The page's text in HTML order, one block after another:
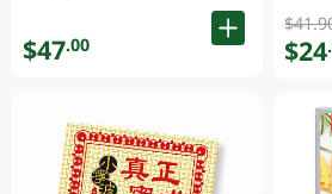
$47.00 $24